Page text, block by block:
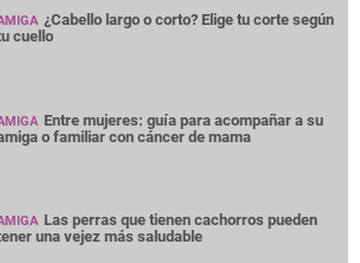
¿Cabello largo o corto? Elige tu corte según
cuello
Entre mujeres: guía para acompañar a su
o familiar con cáncer de mama
Las perras que tienen cachorros pueden
una vejez más saludable